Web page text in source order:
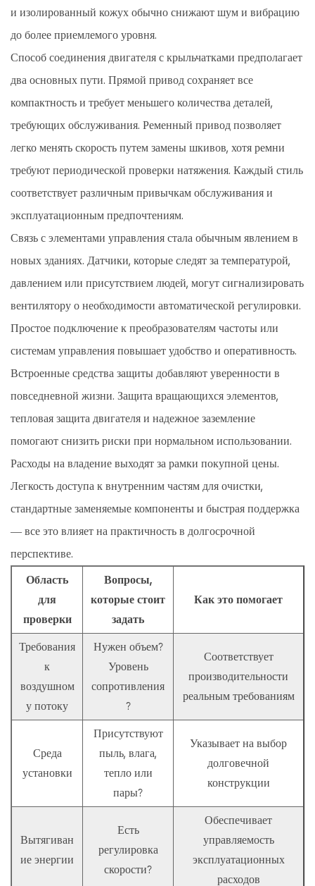
и изолированный кожух обычно снижают шум и вибрацию
до более приемлемого уровня.
Способ соединения двигателя с крыльчатками предполагает
два основных пути. Прямой привод сохраняет все
компактность и требует меньшего количества деталей,
требующих обслуживания. Ременный привод позволяет
легко менять скорость путем замены шкивов, хотя ремни
требуют периодической проверки натяжения. Каждый стиль
соответствует различным привычкам обслуживания и
эксплуатационным предпочтениям.
Связь с элементами управления стала обычным явлением в
новых зданиях. Датчики, которые следят за температурой,
давлением или присутствием людей, могут сигнализировать
вентилятору о необходимости автоматической регулировки.
Простое подключение к преобразователям частоты или
системам управления повышает удобство и оперативность.
Встроенные средства защиты добавляют уверенности в
повседневной жизни. Защита вращающихся элементов,
тепловая защита двигателя и надежное заземление
помогают снизить риски при нормальном использовании.
Расходы на владение выходят за рамки покупной цены.
Легкость доступа к внутренним частям для очистки,
стандартные заменяемые компоненты и быстрая поддержка
— все это влияет на практичность в долгосрочной
перспективе.
Область
для
проверки
Вопросы,
которые стоит
задать
Как это помогает
Требования
к
воздушном
у потоку
Нужен объем?
Уровень
сопротивления
?
Соответствует
производительности
реальным требованиям
Среда
установки
Присутствуют
пыль, влага,
тепло или
пары?
Указывает на выбор
долговечной
конструкции
Вытягиван
ие энергии
Есть
регулировка
скорости?
Обеспечивает
управляемость
эксплуатационных
расходов